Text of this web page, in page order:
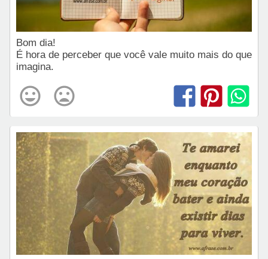
Bom dia!
É hora de perceber que você vale muito mais do que
imagina.